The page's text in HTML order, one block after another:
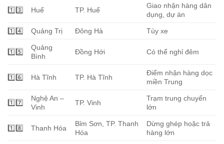
1️⃣3️⃣ Huế TP. Huế
Giao nhận hàng dân
dụng, dự án
1️⃣4️⃣ Quảng Trị Đông Hà Tùy xe
1️⃣5️⃣
Quảng
Bình
Đồng Hới Có thể nghỉ đêm
1️⃣6️⃣ Hà Tĩnh TP. Hà Tĩnh
Điểm nhận hàng dọc
miền Trung
1️⃣7️⃣
Nghệ An –
Vinh
TP. Vinh
Trạm trung chuyển
lớn
1️⃣8️⃣ Thanh Hóa
Bỉm Sơn, TP. Thanh
Hóa
Dừng ghép hoặc trả
hàng lớn